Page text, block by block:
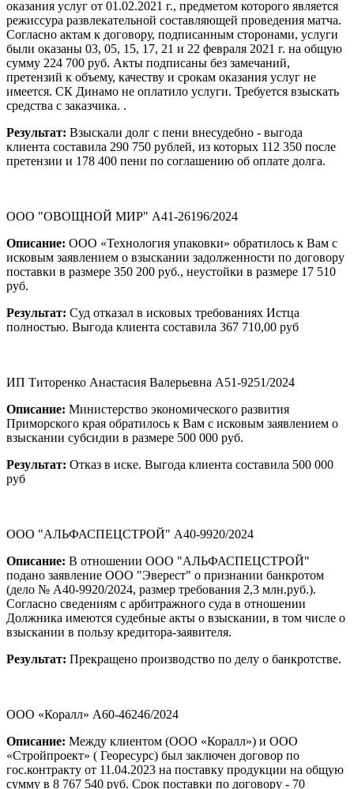
оказания услуг от 01.02.2021 г., предметом которого является
режиссура развлекательной составляющей проведения матча.
Согласно актам к договору, подписанным сторонами, услуги
были оказаны 03, 05, 15, 17, 21 и 22 февраля 2021 г. на общую
сумму 224 700 руб. Акты подписаны без замечаний,
претензий к объему, качеству и срокам оказания услуг не
имеется. СК Динамо не оплатило услуги. Требуется взыскать
средства с заказчика. .
Результат: Взыскали долг с пени внесудебно - выгода
клиента составила 290 750 рублей, из которых 112 350 после
претензии и 178 400 пени по соглашению об оплате долга.
ООО "ОВОЩНОЙ МИР" А41-26196/2024
Описание: ООО «Технология упаковки» обратилось к Вам с
исковым заявлением о взыскании задолженности по договору
поставки в размере 350 200 руб., неустойки в размере 17 510
руб.
Результат: Суд отказал в исковых требованиях Истца
полностью. Выгода клиента составила 367 710,00 руб
ИП Титоренко Анастасия Валерьевна А51-9251/2024
Описание: Министерство экономического развития
Приморского края обратилось к Вам с исковым заявлением о
взыскании субсидии в размере 500 000 руб.
Результат: Отказ в иске. Выгода клиента составила 500 000
руб
ООО "АЛЬФАСПЕЦСТРОЙ" А40-9920/2024
Описание: В отношении ООО "АЛЬФАСПЕЦСТРОЙ"
подано заявление ООО "Эверест" о признании банкротом
(дело № А40-9920/2024, размер требования 2,3 млн.руб.).
Согласно сведениям с арбитражного суда в отношении
Должника имеются судебные акты о взыскании, в том числе о
взыскании в пользу кредитора-заявителя.
Результат: Прекращено производство по делу о банкротстве.
ООО «Коралл» А60-46246/2024
Описание: Между клиентом (ООО «Коралл») и ООО
«Стройпроект» ( Георесурс) был заключен договор по
гос.контракту от 11.04.2023 на поставку продукции на общую
сумму в 8 767 540 руб. Срок поставки по договору - 70